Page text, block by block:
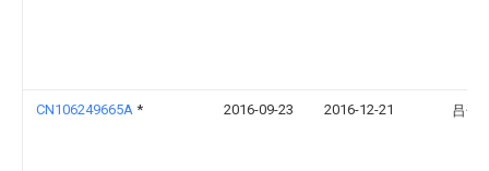
CN106249665A * 2016-09-23 2016-12-21 吕子